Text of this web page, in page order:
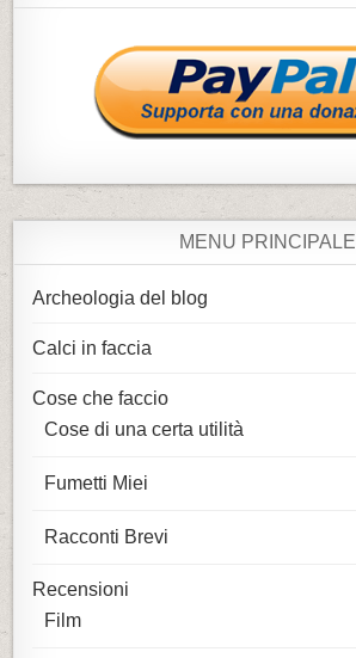
MENU PRINCIPALE
Archeologia del blog
Calci in faccia
Cose che faccio
Cose di una certa utilità
Fumetti Miei
Racconti Brevi
Recensioni
Film